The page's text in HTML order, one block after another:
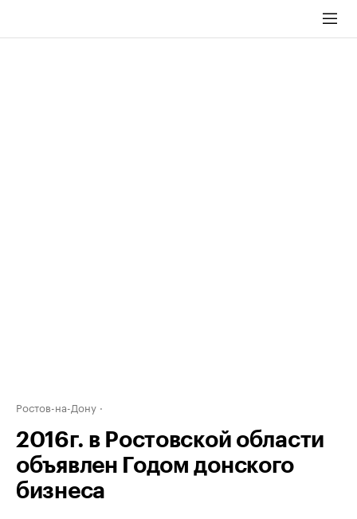
Ростов-на-Дону
2016г. в Ростовской области
объявлен Годом донского
бизнеса